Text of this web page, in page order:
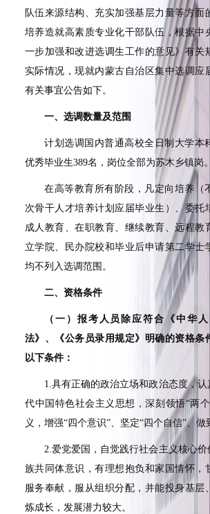
队伍来源结构、充实加强基层力量等方面
培养造就高素质专业化干部队伍，根据中
一步加强和改进选调生工作的意见》有关
实际情况，现就内蒙古自治区集中选调应
有关事宜公告如下。
一、选调数量及范围
计划选调国内普通高校全日制大学本
优秀毕业生389名，岗位全部为苏木乡镇岗。
在高等教育所有阶段，凡定向培养（
次骨干人才培养计划应届毕业生）、委托
成人教育、在职教育、继续教育、远程教
立学院、民办院校和毕业后申请第二学士
均不列入选调范围。
二、资格条件
（一）报考人员除应符合《中华
法》、《公务员录用规定》明确的资格条
以下条件：
1.具有正确的政治立场和政治态度，
代中国特色社会主义思想，深刻领悟“两
义，增强“四个意识”、坚定“四个自信”、做
2.爱党爱国，自觉践行社会主义核心价
族共同体意识，有理想抱负和家国情怀，
服务奉献，服从组织分配，并能投身基层
炼成长，发展潜力较大。